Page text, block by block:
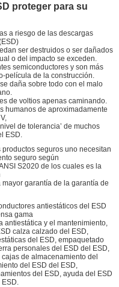
proteger para su
a riesgo de las descargas
ser destruidos o ser dañados
o del impacto se exceden.
semiconductores y son más
película de la construcción.
daña sobre todo con el malo
de voltios apenas caminando.
humanos de aproximadamente
de tolerancia’ de muchos
ESD.
seguros uno necesitan
seguro según
S2020 de los cuales es la
garantía de la garantía de
antiestáticos del ESD
gama
antiestática y el mantenimiento,
calza calzado del ESD,
del ESD, empaquetado
personales del ESD del ESD,
de almacenamiento del
del ESD del ESD,
del ESD, ayuda del ESD